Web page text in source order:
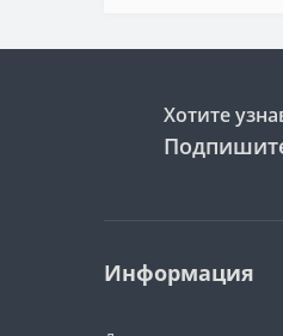
Хотите
Информация